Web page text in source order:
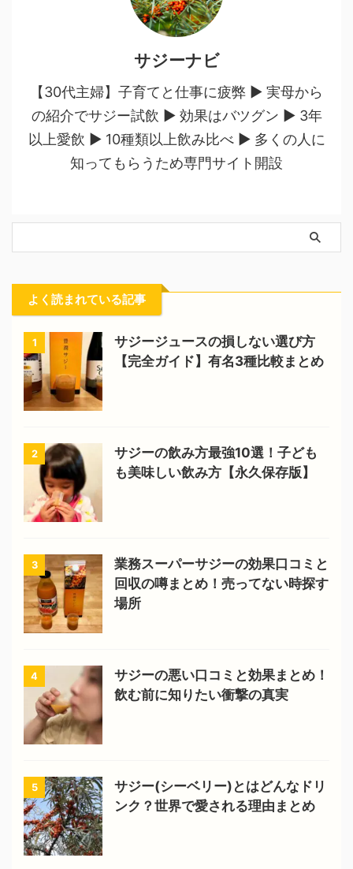
サジーナビ
【30代主婦】子育てと仕事に疲弊 ▶︎ 実母から
の紹介でサジー試飲 ▶︎ 効果はバツグン ▶︎ 3年
以上愛飲 ▶︎ 10種類以上飲み比べ ▶︎ 多くの人に
知ってもらうため専門サイト開設
よく読まれている記事
1
サジージュースの損しない選び方
【完全ガイド】有名3種比較まとめ
2
サジーの飲み方最強10選！子ども
も美味しい飲み方【永久保存版】
3
業務スーパーサジーの効果口コミと
回収の噂まとめ！売ってない時探す
場所
4
サジーの悪い口コミと効果まとめ！
飲む前に知りたい衝撃の真実
5
サジー(シーベリー)とはどんなドリ
ンク？世界で愛される理由まとめ